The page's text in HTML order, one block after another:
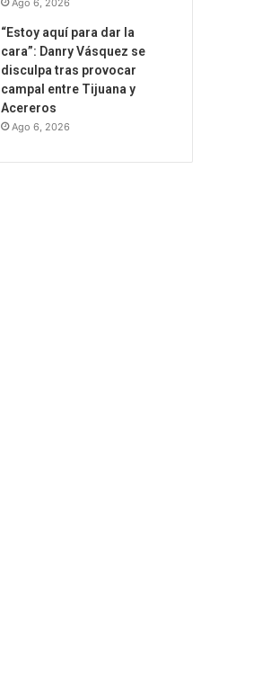
Ago 6, 2026
“Estoy aquí para dar la
cara”: Danry Vásquez se
disculpa tras provocar
campal entre Tijuana y
Acereros
Ago 6, 2026